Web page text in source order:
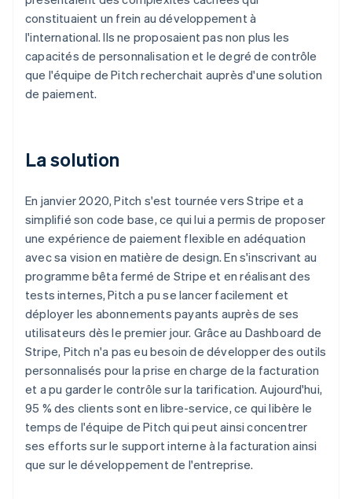
constituaient un frein au développement à
l'international. Ils ne proposaient pas non plus les
capacités de personnalisation et le degré de contrôle
que l'équipe de Pitch recherchait auprès d'une solution
de paiement.
La solution
En janvier 2020, Pitch s'est tournée vers Stripe et a
simplifié son code base, ce qui lui a permis de proposer
une expérience de paiement flexible en adéquation
avec sa vision en matière de design. En s'inscrivant au
programme bêta fermé de Stripe et en réalisant des
tests internes, Pitch a pu se lancer facilement et
déployer les abonnements payants auprès de ses
utilisateurs dès le premier jour. Grâce au Dashboard de
Stripe, Pitch n'a pas eu besoin de développer des outils
personnalisés pour la prise en charge de la facturation
et a pu garder le contrôle sur la tarification. Aujourd'hui,
95 % des clients sont en libre-service, ce qui libère le
temps de l'équipe de Pitch qui peut ainsi concentrer
ses efforts sur le support interne à la facturation ainsi
que sur le développement de l'entreprise.